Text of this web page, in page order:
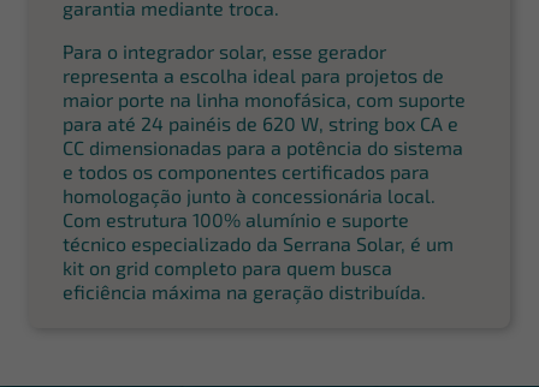
garantia mediante troca.
Para o integrador solar, esse gerador
representa a escolha ideal para projetos de
maior porte na linha monofásica, com suporte
para até 24 painéis de 620 W, string box CA e
CC dimensionadas para a potência do sistema
e todos os componentes certificados para
homologação junto à concessionária local.
Com estrutura 100% alumínio e suporte
técnico especializado da Serrana Solar, é um
kit on grid completo para quem busca
eficiência máxima na geração distribuída.